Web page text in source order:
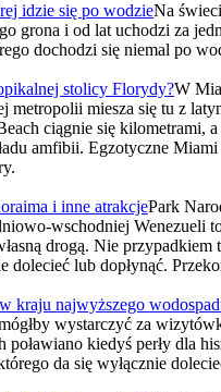
idzie się po wodzieNa
grona i od lat uchodzi za
dochodzi się niemal po
stolicy Florydy?W
metropolii miesza się tu z
ciągnie się kilometrami,
amfibii. Egzotyczne
i inne atrakcjePark
wschodniej Wenezueli
drogą. Nie
dolecieć lub dopłynąć.
kraju najwyższego
wystarczyć za
kiedyś perły dla
da się wyłącznie